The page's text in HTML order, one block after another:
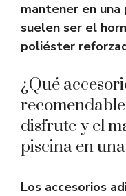
mantener en una
suelen ser el
poliéster
¿Qué
disfrute y el
piscina en
Los accesorios